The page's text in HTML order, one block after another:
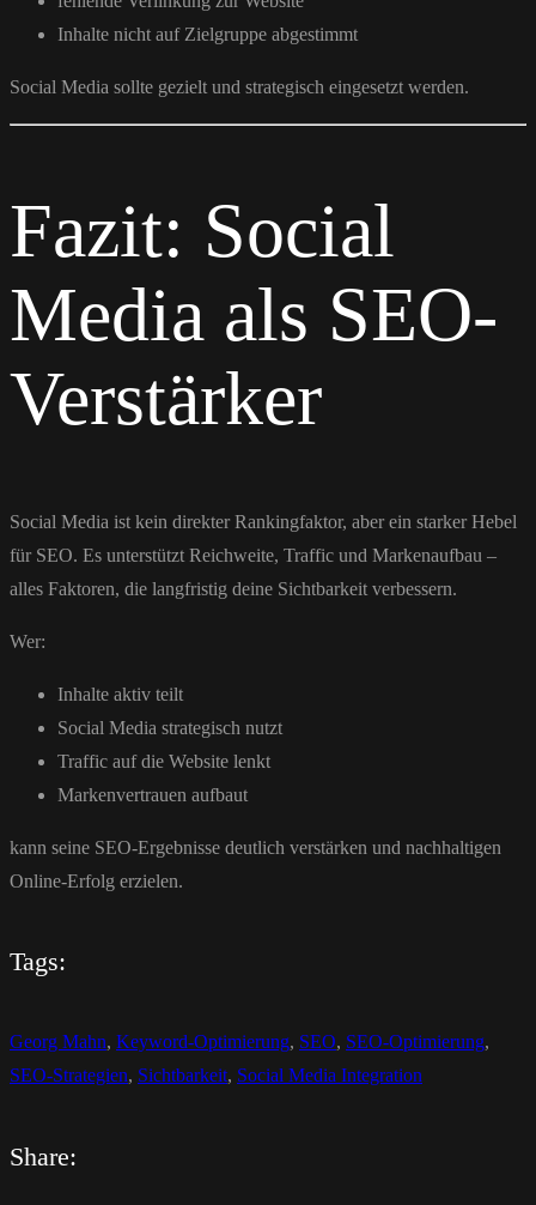
Inhalte nicht auf Zielgruppe abgestimmt
Social Media sollte gezielt und strategisch eingesetzt werden.
Fazit: Social
Media als SEO-
Verstärker
Social Media ist kein direkter Rankingfaktor, aber ein starker Hebel
für SEO. Es unterstützt Reichweite, Traffic und Markenaufbau –
alles Faktoren, die langfristig deine Sichtbarkeit verbessern.
Wer:
Inhalte aktiv teilt
Social Media strategisch nutzt
Traffic auf die Website lenkt
Markenvertrauen aufbaut
kann seine SEO-Ergebnisse deutlich verstärken und nachhaltigen
Online-Erfolg erzielen.
Tags:
Georg Mahn, Keyword-Optimierung, SEO, SEO-Optimierung,
SEO-Strategien, Sichtbarkeit, Social Media Integration
Share: